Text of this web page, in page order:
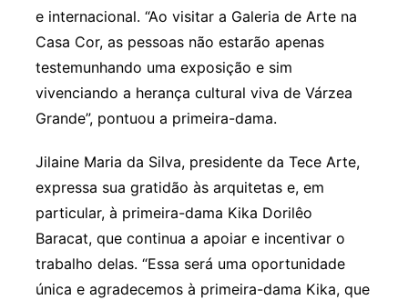
e internacional. “Ao visitar a Galeria de Arte na
Casa Cor, as pessoas não estarão apenas
testemunhando uma exposição e sim
vivenciando a herança cultural viva de Várzea
Grande”, pontuou a primeira-dama.
Jilaine Maria da Silva, presidente da Tece Arte,
expressa sua gratidão às arquitetas e, em
particular, à primeira-dama Kika Dorilêo
Baracat, que continua a apoiar e incentivar o
trabalho delas. “Essa será uma oportunidade
única e agradecemos à primeira-dama Kika, que